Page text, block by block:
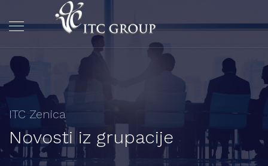
ITC Zenica
Novosti iz grupacije